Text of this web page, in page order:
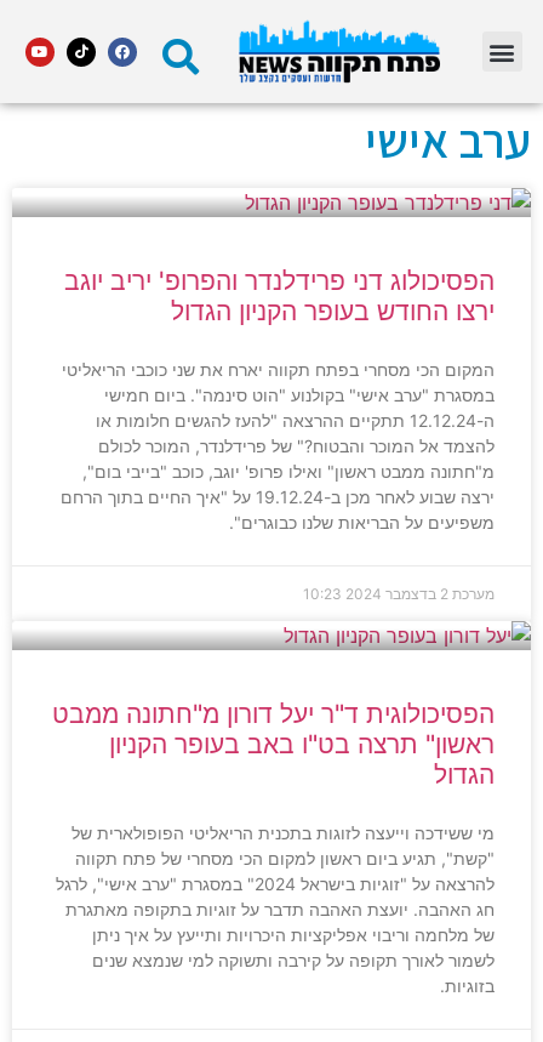
ערב אישי
הפסיכולוג דני פרידלנדר והפרופ' יריב יוגב
ירצו החודש בעופר הקניון הגדול
המקום הכי מסחרי בפתח תקווה יארח את שני כוכבי הריאליטי
במסגרת "ערב אישי" בקולנוע "הוט סינמה". ביום חמישי
ה-12.12.24 תתקיים ההרצאה "להעז להגשים חלומות או
להצמד אל המוכר והבטוח?" של פרידלנדר, המוכר לכולם
מ"חתונה ממבט ראשון" ואילו פרופ' יוגב, כוכב "בייבי בום",
ירצה שבוע לאחר מכן ב-19.12.24 על "איך החיים בתוך הרחם
משפיעים על הבריאות שלנו כבוגרים".
מערכת 2 בדצמבר 2024 10:23
הפסיכולוגית ד"ר יעל דורון מ"חתונה ממבט
ראשון" תרצה בט"ו באב בעופר הקניון
הגדול
מי ששידכה וייעצה לזוגות בתכנית הריאליטי הפופולארית של
"קשת", תגיע ביום ראשון למקום הכי מסחרי של פתח תקווה
להרצאה על "זוגיות בישראל 2024" במסגרת "ערב אישי", לרגל
חג האהבה. יועצת האהבה תדבר על זוגיות בתקופה מאתגרת
של מלחמה וריבוי אפליקציות היכרויות ותייעץ על איך ניתן
לשמור לאורך תקופה על קירבה ותשוקה למי שנמצא שנים
בזוגיות.